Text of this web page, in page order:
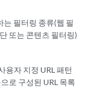
필터링 종류(웹 필
또는 콘텐츠 필터링)
용자 지정 URL 패턴
로 구성된 URL 목록